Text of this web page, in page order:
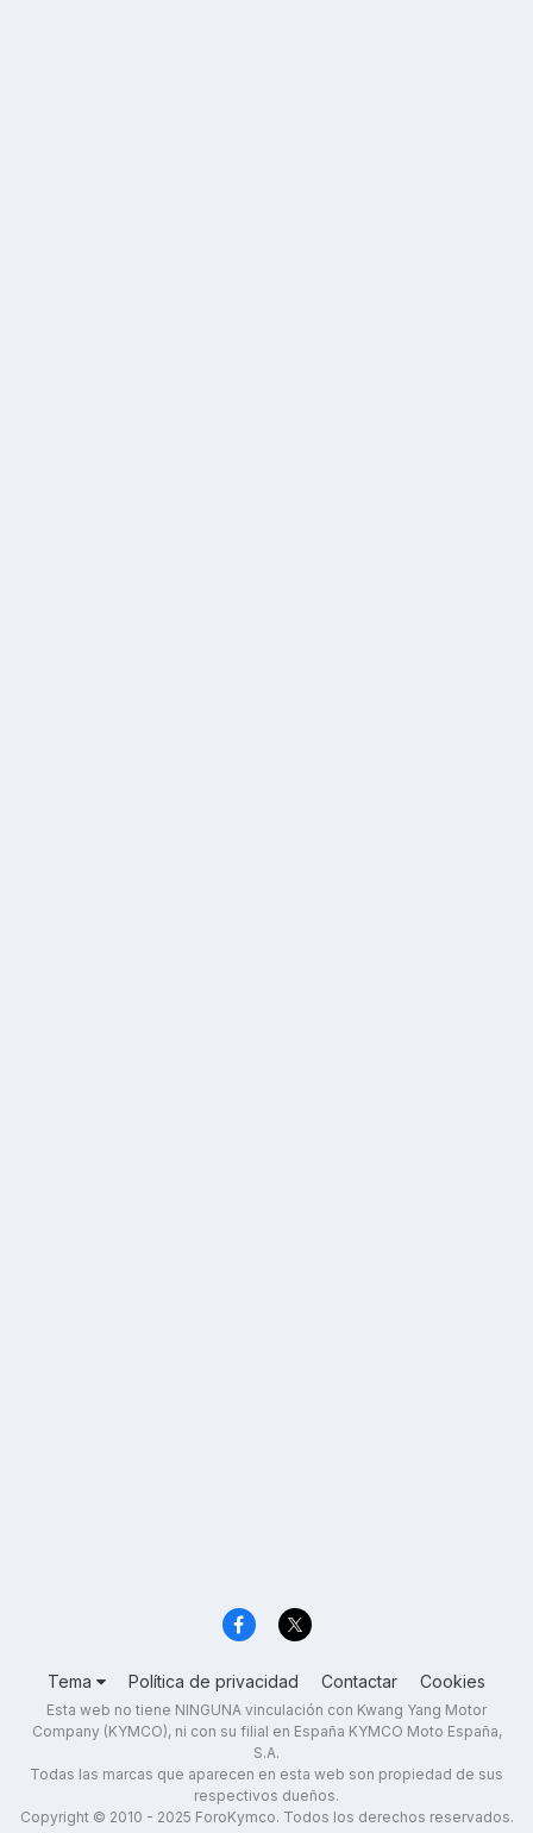
Tema Política de privacidad Contactar Cookies
Esta web no tiene NINGUNA vinculación con Kwang Yang Motor
Company (KYMCO), ni con su filial en España KYMCO Moto España,
S.A.
Todas las marcas que aparecen en esta web son propiedad de sus
respectivos dueños.
Copyright © 2010 - 2025 ForoKymco. Todos los derechos reservados.